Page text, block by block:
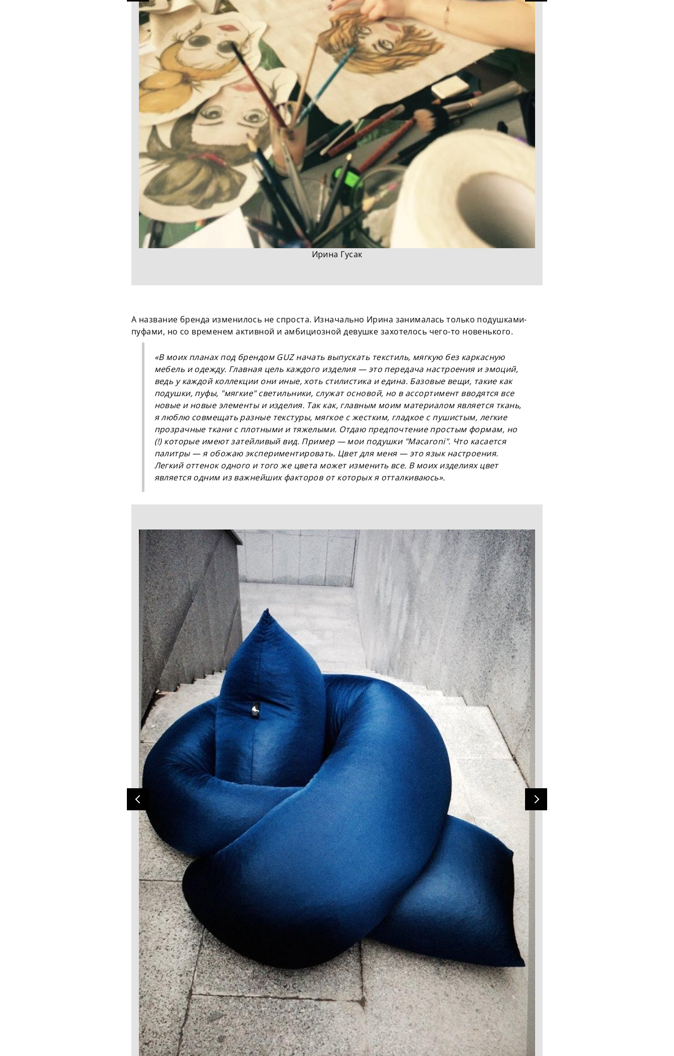
Ирина Гусак
А название бренда изменилось не спроста. Изначально Ирина занималась только подушками-
пуфами, но со временем активной и амбициозной девушке захотелось чего-то новенького.
«В моих планах под брендом GUZ начать выпускать текстиль, мягкую без каркасную
мебель и одежду. Главная цель каждого изделия — это передача настроения и эмоций,
ведь у каждой коллекции они иные, хоть стилистика и едина. Базовые вещи, такие как
подушки, пуфы, "мягкие" светильники, служат основой, но в ассортимент вводятся все
новые и новые элементы и изделия. Так как, главным моим материалом является ткань,
я люблю совмещать разные текстуры, мягкое с жестким, гладкое с пушистым, легкие
прозрачные ткани с плотными и тяжелыми. Отдаю предпочтение простым формам, но
(!) которые имеют затейливый вид. Пример — мои подушки "Macaroni". Что касается
палитры — я обожаю экспериментировать. Цвет для меня — это язык настроения.
Легкий оттенок одного и того же цвета может изменить все. В моих изделиях цвет
является одним из важнейших факторов от которых я отталкиваюсь».